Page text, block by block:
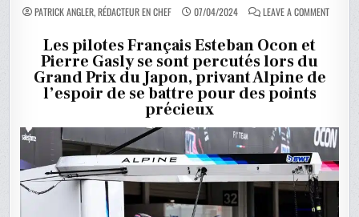
PATRICK ANGLER, RÉDACTEUR EN CHEF 07/04/2024 LEAVE A COMMENTON
OCON
F1
Les pilotes Français Esteban Ocon et
Pierre Gasly se sont percutés lors du
Grand Prix du Japon, privant Alpine de
l’espoir de se battre pour des points
précieux